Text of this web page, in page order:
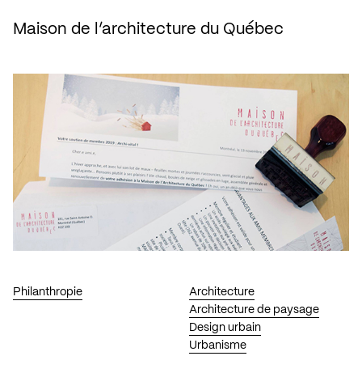
Maison de l’architecture du Québec
Philanthropie
Architecture
Architecture de paysage
Design urbain
Urbanisme